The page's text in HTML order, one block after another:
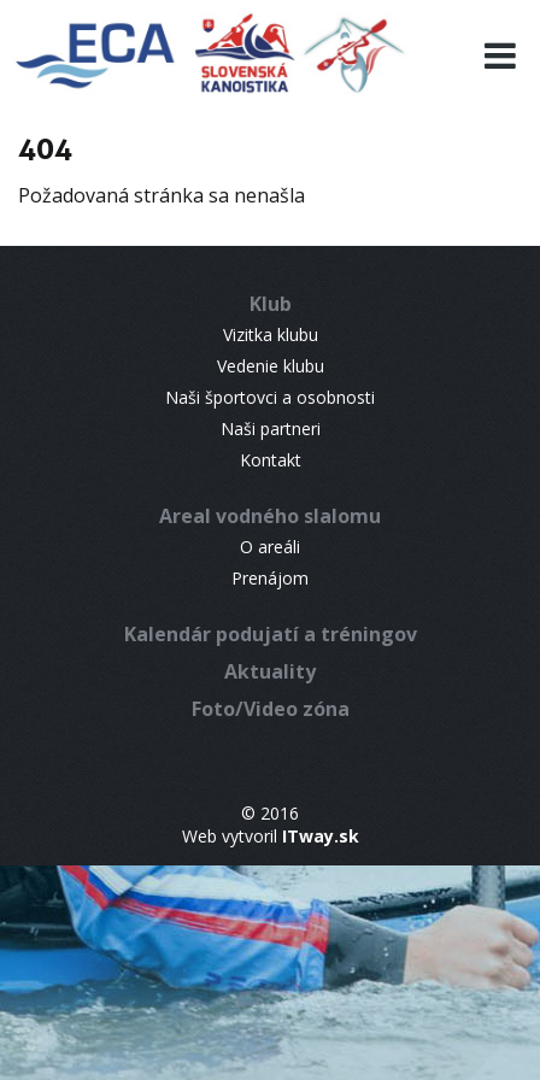
404
Požadovaná stránka sa nenašla
Klub
Vizitka klubu
Vedenie klubu
Naši športovci a osobnosti
Naši partneri
Kontakt
Areal vodného slalomu
O areáli
Prenájom
Kalendár podujatí a tréningov
Aktuality
Foto/Video zóna
© 2016
Web vytvoril ITway.sk
EURO 19
INFO
RESULTS
CONTACT